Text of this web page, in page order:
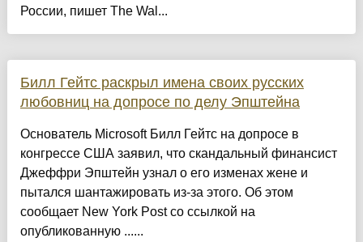
России, пишет The Wal...
Билл Гейтс раскрыл имена своих русских
любовниц на допросе по делу Эпштейна
Основатель Microsoft Билл Гейтс на допросе в
конгрессе США заявил, что скандальный финансист
Джеффри Эпштейн узнал о его изменах жене и
пытался шантажировать из-за этого. Об этом
сообщает New York Post со ссылкой на
опубликованную ......